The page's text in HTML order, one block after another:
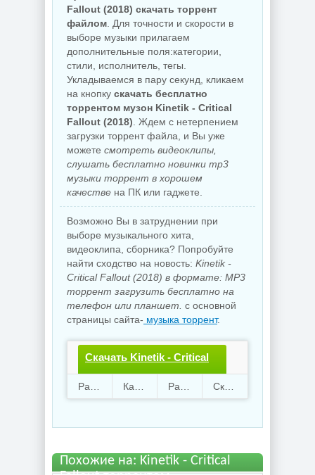
Fallout (2018) скачать торрент
файлом . Для точности и скорости в
выборе музыки прилагаем
дополнительные поля:категории,
стили, исполнитель, тегы.
Укладываемся в пару секунд, кликаем
на кнопку скачать бесплатно
торрентом музон Kinetik - Critical
Fallout (2018) . Ждем с нетерпением
загрузки торрент файла, и Вы уже
можете смотреть видеоклипы,
слушать бесплатно новинки mp3
музыки торрент в хорошем
качестве на ПК или гаджете.
Возможно Вы в затруднении при
выборе музыкального хита,
видеоклипа, сборника? Попробуйте
найти сходство на новость: Kinetik -
Critical Fallout (2018) в формате: MP3
торрент загрузить бесплатно на
телефон или планшет. с основной
страницы сайта- музыка торрент.
Скачать Kinetik - Critical
Fallout.torrent файл
85 14 120.28 Mb
Похожие на: Kinetik - Critical